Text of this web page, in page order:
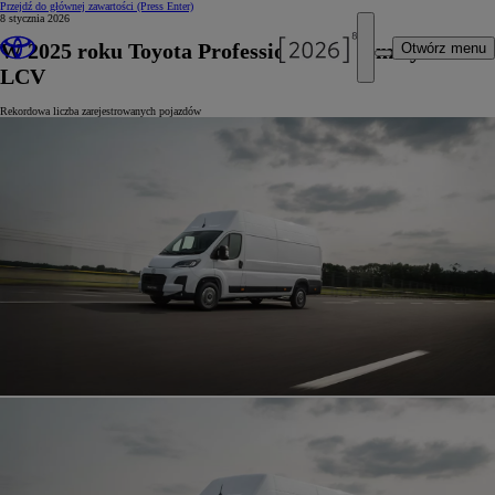
Przejdź do głównej zawartości (Press Enter)
Otwórz menu
8 stycznia 2026
W 2025 roku Toyota Professional liderem rynku
LCV
Rekordowa liczba zarejestrowanych pojazdów